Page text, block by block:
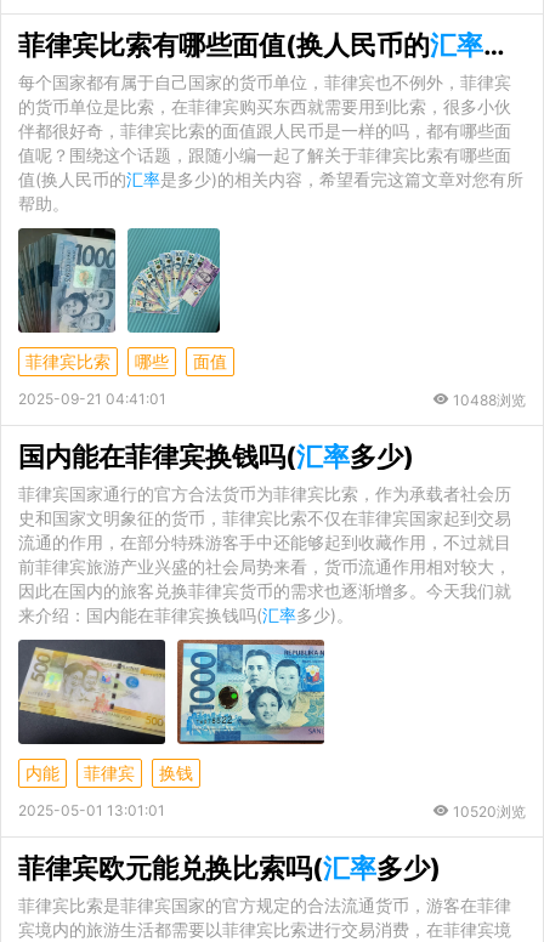
菲律宾比索有哪些面值(换人民币的汇率是
每个国家都有属于自己国家的货币单位，菲律宾也不例外，菲律宾
的货币单位是比索，在菲律宾购买东西就需要用到比索，很多小伙
伴都很好奇，菲律宾比索的面值跟人民币是一样的吗，都有哪些面
值呢？围绕这个话题，跟随小编一起了解关于菲律宾比索有哪些面
值(换人民币的汇率是多少)的相关内容，希望看完这篇文章对您有所
帮助。
菲律宾比索 哪些 面值
2025-09-21 04:41:01 10488浏览
国内能在菲律宾换钱吗(汇率多少)
菲律宾国家通行的官方合法货币为菲律宾比索，作为承载者社会历
史和国家文明象征的货币，菲律宾比索不仅在菲律宾国家起到交易
流通的作用，在部分特殊游客手中还能够起到收藏作用，不过就目
前菲律宾旅游产业兴盛的社会局势来看，货币流通作用相对较大，
因此在国内的旅客兑换菲律宾货币的需求也逐渐增多。今天我们就
来介绍：国内能在菲律宾换钱吗(汇率多少)。
内能 菲律宾 换钱
2025-05-01 13:01:01 10520浏览
菲律宾欧元能兑换比索吗(汇率多少)
菲律宾比索是菲律宾国家的官方规定的合法流通货币，游客在菲律
宾境内的旅游生活都需要以菲律宾比索进行交易消费，在菲律宾境